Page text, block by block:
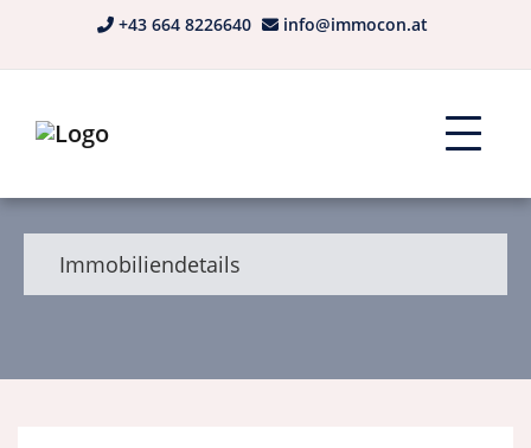
+43 664 8226640 info@immocon.at
Immobiliendetails